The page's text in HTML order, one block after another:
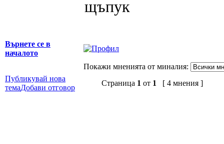
щъпук
Върнете се в
началото
Покажи мненията от миналия:
Публикувай нова
темаДобави отговор
Страница 1 от 1 [ 4 мнения ]